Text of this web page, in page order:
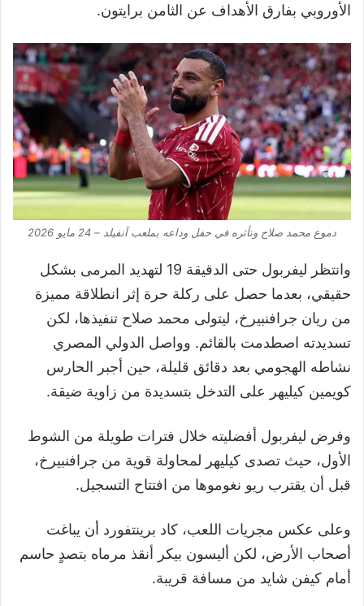
الأوروبي بفارق الأهداف عن الثامن برايتون.
دموع محمد صلاح وتأثره في حفل وداعه بملعب آنفيلد – 24 مايو 2026
وانتظر ليفربول حتى الدقيقة 19 لتهديد المرمى بشكل
حقيقي، بعدما حصل على ركلة حرة إثر انطلاقة مميزة
من ريان جرافنبيرخ، ليتولى محمد صلاح تنفيذها، لكن
تسديدته اصطدمت بالقائم. وواصل الدولي المصري
نشاطه الهجومي بعد دقائق قليلة، حين أجبر الحارس
كويمين كيليهر على التدخل بتسديدة من زاوية ضيقة.
وفرض ليفربول أفضليته خلال فترات طويلة من الشوط
الأول، حيث تصدى كيليهر لمحاولة قوية من جرافنبيرخ،
قبل أن يقترب ريو نغوموها من افتتاح التسجيل.
وعلى عكس مجريات اللعب، كاد برينتفورد أن يباغت
أصحاب الأرض، لكن أليسون بيكر أنقذ مرماه بتصدٍ حاسم
أمام كيفن شايد من مسافة قريبة.